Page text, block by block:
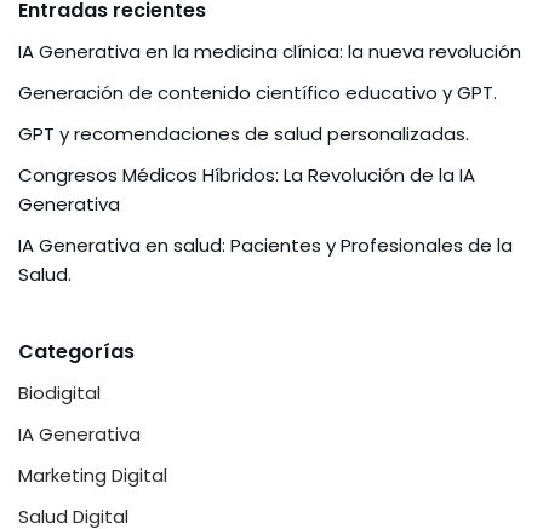
d
I
n
Entradas recientes
IA Generativa en la medicina clínica: la nueva revolución
Generación de contenido científico educativo y GPT.
GPT y recomendaciones de salud personalizadas.
Congresos Médicos Híbridos: La Revolución de la IA
Generativa
IA Generativa en salud: Pacientes y Profesionales de la
Salud.
Categorías
Biodigital
IA Generativa
Marketing Digital
Salud Digital